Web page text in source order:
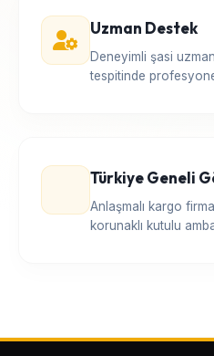
Uzman Destek
Deneyimli şasi
tespitinde
Türkiye Geneli
Anlaşmalı kargo
korunaklı kutulu